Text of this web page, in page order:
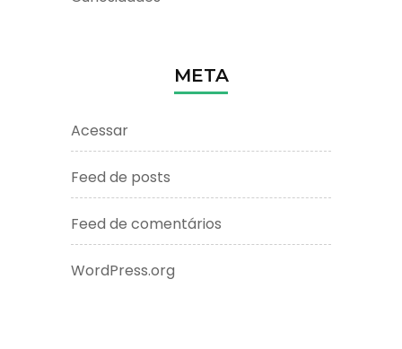
META
Acessar
Feed de posts
Feed de comentários
WordPress.org